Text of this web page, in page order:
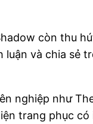
còn thu
và chia sẻ
nghiệp như
trang phục có